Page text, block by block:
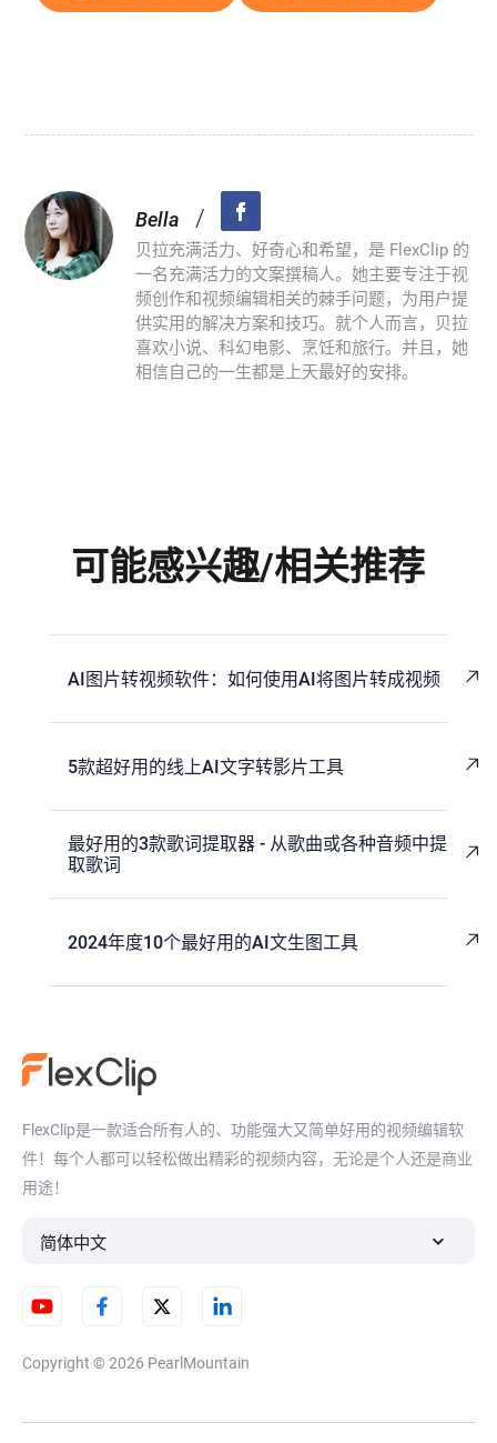
Bella /
贝拉充满活力、好奇心和希望，是 FlexClip 的
一名充满活力的文案撰稿人。她主要专注于视
频创作和视频编辑相关的棘手问题，为用户提
供实用的解决方案和技巧。就个人而言，贝拉
喜欢小说、科幻电影、烹饪和旅行。并且，她
相信自己的一生都是上天最好的安排。
可能感兴趣/相关推荐
AI图片转视频软件：如何使用AI将图片转成视频
5款超好用的线上AI文字转影片工具
最好用的3款歌词提取器 - 从歌曲或各种音频中提
取歌词
2024年度10个最好用的AI文生图工具
FlexClip是一款适合所有人的、功能强大又简单好用的视频编辑软
件！每个人都可以轻松做出精彩的视频内容，无论是个人还是商业
用途！
简体中文
Copyright © 2026 PearlMountain